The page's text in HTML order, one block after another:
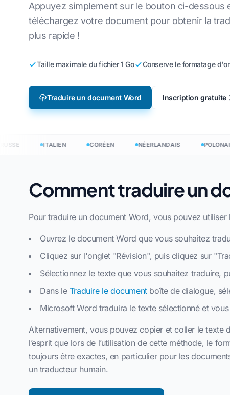
Localisation de jeux vidéo
Apprentissage en ligne
Traduire des
Compteur de mots
Anglais vers coréen
Anglais vers hindi
Anglais vers ourdou
des documents en 120+ langues
Appuyez simplement sur le bouton ci-dessous
téléchargez votre document pour obtenir la
plus rapide !
Taille maximale du fichier 1 Go Conserve le formatage
Traduire un document Word Inscription gratuite
ITALIEN CORÉEN NÉERLANDAIS POLONAIS
Comment traduire un
Pour traduire un document Word, vous pouvez
Ouvrez le document Word que vous souhaitez
Cliquez sur l'onglet "Révision", puis cliquez sur
Sélectionnez le texte que vous souhaitez traduire,
Dans le Traduire le documentboîte de dialogue,
Microsoft Word traduira le texte sélectionné et
Alternativement, vous pouvez copier et coller le texte
l’esprit que lors de l’utilisation de cette méthode, le
toujours être exactes, en particulier pour les
un traducteur humain.